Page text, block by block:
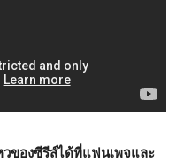
ของซีรีส์ได้ที่แฟนเพจและ